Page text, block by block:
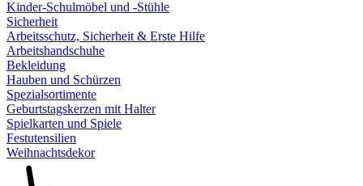
Kinder-Schulmöbel und -Stühle
Sicherheit
Arbeitsschutz, Sicherheit & Erste Hilfe
Arbeitshandschuhe
Bekleidung
Hauben und Schürzen
Spezialsortimente
Geburtstagskerzen mit Halter
Spielkarten und Spiele
Festutensilien
Weihnachtsdekor